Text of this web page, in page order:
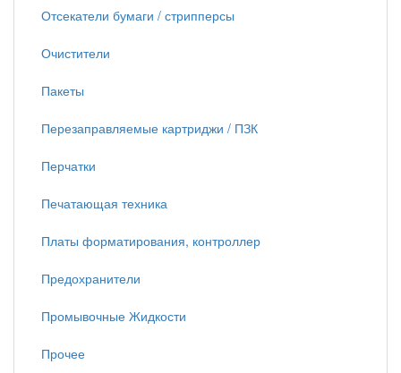
Отсекатели бумаги / стрипперсы
Очистители
Пакеты
Перезаправляемые картриджи / ПЗК
Перчатки
Печатающая техника
Платы форматирования, контроллер
Предохранители
Промывочные Жидкости
Прочее